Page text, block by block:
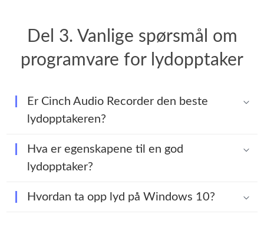
Del 3. Vanlige spørsmål om
programvare for lydopptaker
Er Cinch Audio Recorder den beste
lydopptakeren?
Hva er egenskapene til en god
lydopptaker?
Hvordan ta opp lyd på Windows 10?